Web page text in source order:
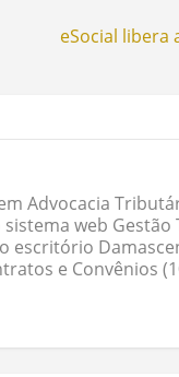
eSocial libera
Advocacia
sistema web
e Convênios